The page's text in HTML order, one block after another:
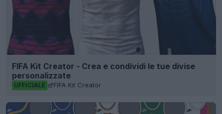
FIFA Kit Creator - Crea e condividi le tue divise
personalizzate
UFFICIALE FIFA Kit Creator